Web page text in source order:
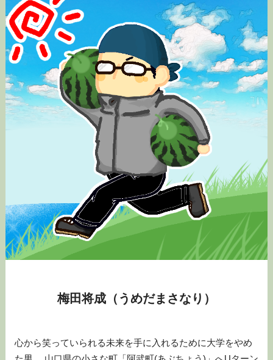
梅田将成（うめだまさなり）
心から笑っていられる未来を手に入れるために大学をやめ